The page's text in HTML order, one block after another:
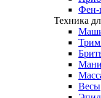
Фен-
Техника
Весы